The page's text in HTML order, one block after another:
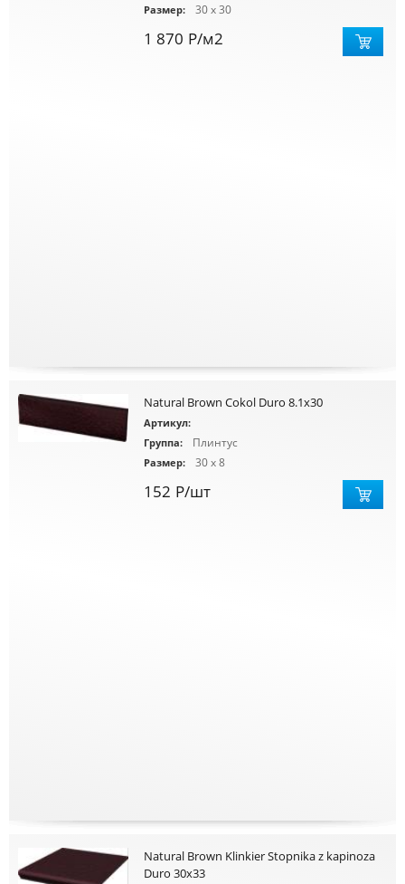
Размер: 30 x 30
1 870 Р/м2
Natural Brown Cokol Duro 8.1x30
Артикул:
Группа:
Плинтус
Размер: 30 x 8
152 Р/шт
Natural Brown Klinkier Stopnika z kapinoza
Duro 30x33